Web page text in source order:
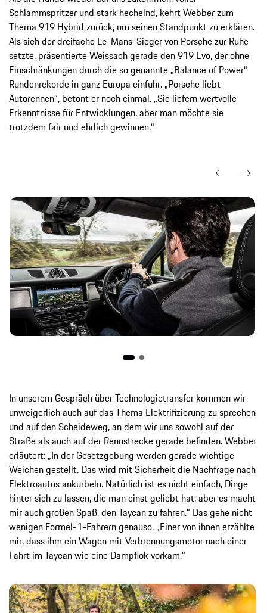
Schlammspritzer und stark hechelnd, kehrt Webber zum
Thema 919 Hybrid zurück, um seinen Standpunkt zu erklären.
Als sich der dreifache Le-Mans-Sieger von Porsche zur Ruhe
setzte, präsentierte Weissach gerade den 919 Evo, der ohne
Einschränkungen durch die so genannte „Balance of Power“
Rundenrekorde in ganz Europa einfuhr. „Porsche liebt
Autorennen“, betont er noch einmal. „Sie liefern wertvolle
Erkenntnisse für Entwicklungen, aber man möchte sie
trotzdem fair und ehrlich gewinnen.“
In unserem Gespräch über Technologietransfer kommen wir
unweigerlich auch auf das Thema Elektrifizierung zu sprechen
und auf den Scheideweg, an dem wir uns sowohl auf der
Straße als auch auf der Rennstrecke gerade befinden. Webber
erläutert: „In der Gesetzgebung werden gerade wichtige
Weichen gestellt. Das wird mit Sicherheit die Nachfrage nach
Elektroautos ankurbeln. Natürlich ist es nicht einfach, Dinge
hinter sich zu lassen, die man einst geliebt hat, aber es macht
mir auch großen Spaß, den Taycan zu fahren.“ Das gehe nicht
wenigen Formel-1-Fahrern genauso. „Einer von ihnen erzählte
mir, dass ihm ein Wagen mit Verbrennungsmotor nach einer
Fahrt im Taycan wie eine Dampflok vorkam.“